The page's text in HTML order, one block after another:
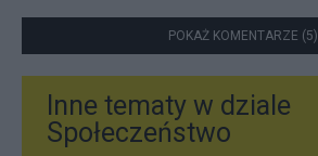
POKAŻ KOMENTARZE (5)
Inne tematy w dziale
Społeczeństwo